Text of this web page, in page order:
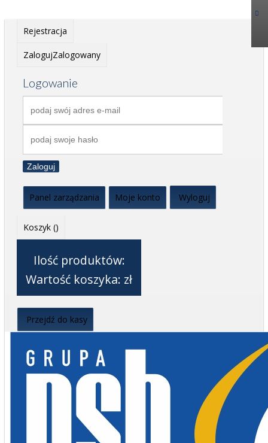
Rejestracja
ZalogujZalogowany
Logowanie
Zaloguj
Panel zarządzania Moje konto Wyloguj
Koszyk ()
Ilość produktów:
Wartość koszyka: zł
Przejdź do kasy